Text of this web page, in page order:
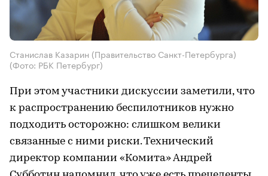
Станислав Казарин (Правительство Санкт-Петербурга)
(Фото: РБК Петербург)
При этом участники дискуссии заметили, что
к распространению беспилотников нужно
подходить осторожно: слишком велики
связанные с ними риски. Технический
директор компании «Комита» Андрей